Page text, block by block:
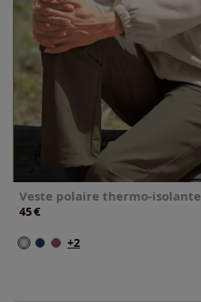
Veste polaire thermo-isolante
45€
+2